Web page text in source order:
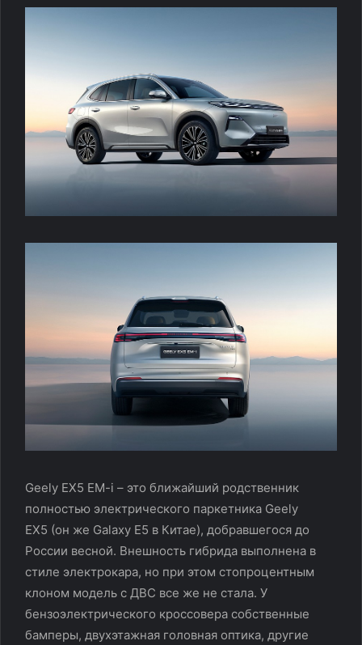
Geely EX5 EM-i – это ближайший родственник
полностью электрического паркетника Geely
EX5 (он же Galaxy E5 в Китае), добравшегося до
России весной. Внешность гибрида выполнена в
стиле электрокара, но при этом стопроцентным
клоном модель с ДВС все же не стала. У
бензоэлектрического кроссовера собственные
бамперы, двухэтажная головная оптика, другие